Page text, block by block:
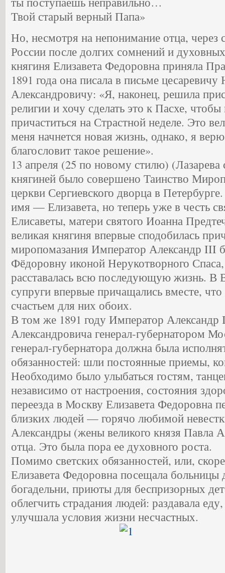
Твой старый верный Папа»
Но, несмотря на непонимание отца, через
России после долгих сомнений и
княгиня Елизавета Федоровна приняла
1891 года она писала в письме
Александровичу: «Я, наконец, решила
религии и хочу сделать это к Пасхе,
причаститься на Страстной неделе. Это
меня начнется новая жизнь, однако, я
благословит такое решение».
13 апреля (25 по новому стилю) (Лазарева
княгиней было совершено Таинство
церкви Сергиевского дворца в
имя — Елизавета, но теперь уже в честь
Елисаветы, матери святого Иоанна
великая княгиня впервые сподобилась
миропомазания Император Александр III
Фёдоровну иконой Нерукотворного
расставалась всю последующую жизнь. В
супруги впервые причащались вместе,
счастьем для них обоих.
В том же 1891 году Император Александр
Александровича генерал-губернатором
генерал-губернатора должна была
обязанностей: шли постоянные приемы,
Необходимо было улыбаться гостям,
независимо от настроения, состояния
переезда в Москву Елизавета Федоровна
близких людей — горячо любимой
Александры (жены великого князя Павла
отца. Это была пора ее духовного роста.
Помимо светских обязанностей, или,
Елизавета Федоровна посещала больницы
богадельни, приюты для беспризорных
облегчить страдания людей: раздавала
улучшала условия жизни несчастных.